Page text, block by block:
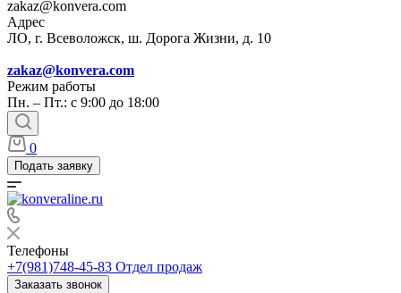
zakaz@konvera.com
Адрес
ЛО, г. Всеволожск, ш. Дорога Жизни, д. 10
zakaz@konvera.com
Режим работы
Пн. – Пт.: с 9:00 до 18:00
0
Подать заявку
Телефоны
+7(981)748-45-83 Отдел продаж
Заказать звонок